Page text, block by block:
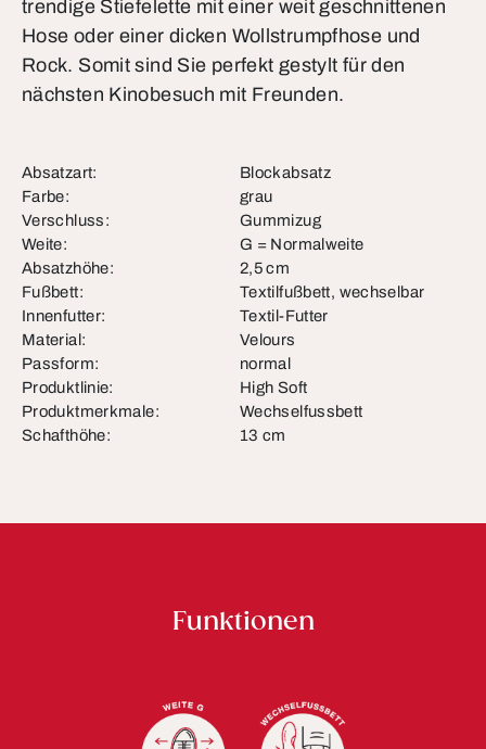
trendige Stiefelette mit einer weit geschnittenen
Hose oder einer dicken Wollstrumpfhose und
Rock. Somit sind Sie perfekt gestylt für den
nächsten Kinobesuch mit Freunden.
Absatzart:
Blockabsatz
Farbe:
grau
Verschluss:
Gummizug
Weite:
G = Normalweite
Absatzhöhe:
2,5 cm
Fußbett:
Textilfußbett, wechselbar
Innenfutter:
Textil-Futter
Material:
Velours
Passform:
normal
Produktlinie:
High Soft
Produktmerkmale:
Wechselfussbett
Schafthöhe:
13 cm
Funktionen